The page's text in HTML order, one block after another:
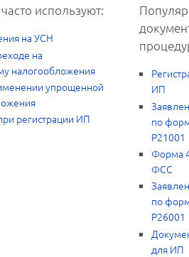
используют:
на УСН
на
налогообложения
упрощенной
регистрации ИП
ИП
по
Р21001
Форма
ФСС
по
Р26001
для ИП